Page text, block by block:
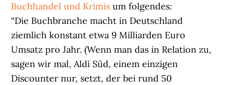
Buchhandel und Krimis um folgendes:
“Die Buchbranche macht in Deutschland
ziemlich konstant etwa 9 Milliarden Euro
Umsatz pro Jahr. (Wenn man das in Relation zu,
sagen wir mal, Aldi Süd, einem einzigen
Discounter nur, setzt, der bei rund 50